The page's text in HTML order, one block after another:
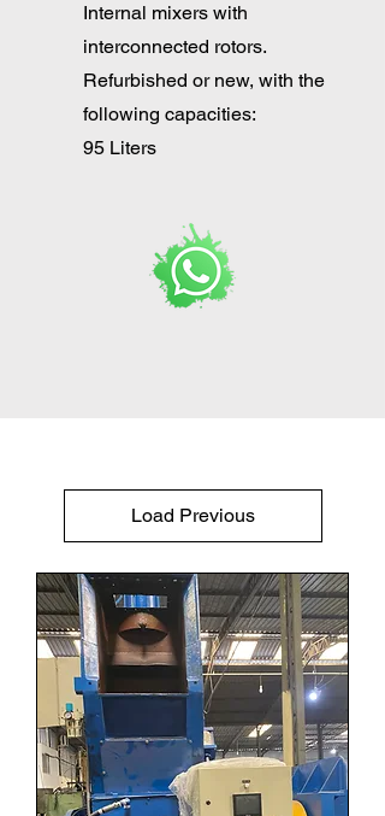
Internal mixers with
interconnected rotors.
Refurbished or new, with the
following capacities:
95 Liters
Load Previous